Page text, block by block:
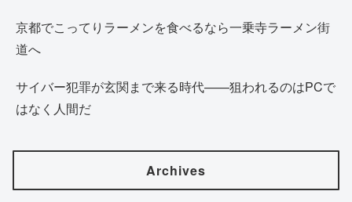
京都でこってりラーメンを食べるなら一乗寺ラーメン街
道へ
サイバー犯罪が玄関まで来る時代——狙われるのはPCで
はなく人間だ
Archives